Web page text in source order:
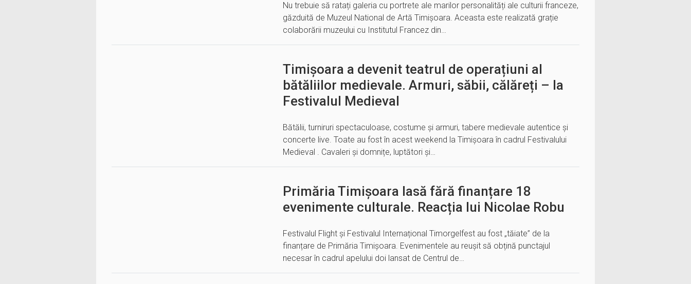
Nu trebuie să ratați galeria cu portrete ale marilor personalități ale culturii franceze,
găzduită de Muzeul National de Artă Timișoara. Aceasta este realizată grație
colaborării muzeului cu Institutul Francez din…
Timișoara a devenit teatrul de operațiuni al
bătăliilor medievale. Armuri, săbii, călăreți – la
Festivalul Medieval
Bătălii, turniruri spectaculoase, costume și armuri, tabere medievale autentice și
concerte live. Toate au fost în acest weekend la Timișoara în cadrul Festivalului
Medieval . Cavaleri și domnițe, luptători și…
Primăria Timișoara lasă fără finanțare 18
evenimente culturale. Reacția lui Nicolae Robu
Festivalul Flight și Festivalul Internațional Timorgelfest au fost „tăiate” de la
finanțare de Primăria Timișoara. Evenimentele au reușit să obțină punctajul
necesar în cadrul apelului doi lansat de Centrul de…